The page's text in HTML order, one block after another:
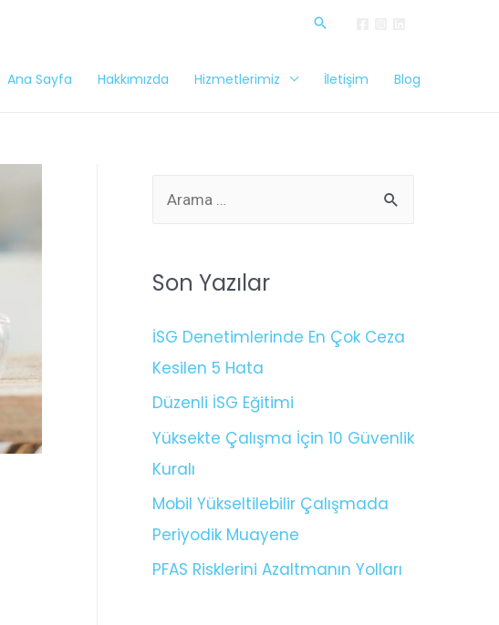
Ana Sayfa Hakkımızda Hizmetlerimiz İletişim Blog
Son Yazılar
İSG Denetimlerinde En Çok Ceza
Kesilen 5 Hata
Düzenli İSG Eğitimi
Yüksekte Çalışma İçin 10 Güvenlik
Kuralı
Mobil Yükseltilebilir Çalışmada
Periyodik Muayene
PFAS Risklerini Azaltmanın Yolları